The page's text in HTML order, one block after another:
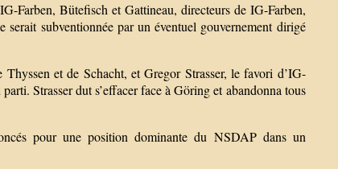
Farben, Bütefisch et Gattineau, directeurs de IG-Farben,
serait subventionnée par un éventuel gouvernement dirigé
et de Schacht, et Gregor Strasser, le favori d’IG-
Strasser dut s’effacer face à Göring et abandonna tous
pour une position dominante du NSDAP dans un